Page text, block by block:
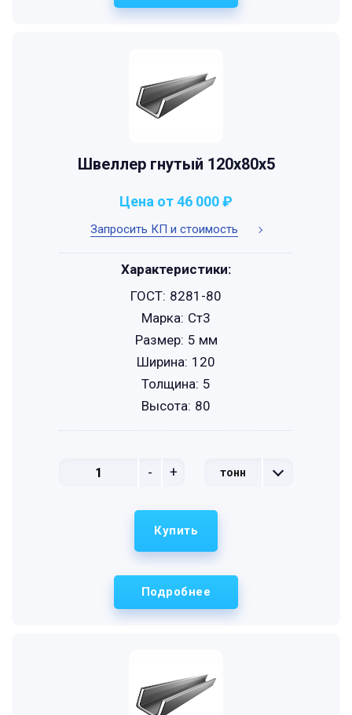
Швеллер гнутый 120x80x5
Запросить КП и стоимость
Цена от 46 000 ₽
- + тонн
Характеристики:
ГОСТ: 8281-80
Марка: Ст3
Размер: 5 мм
Ширина: 120
Толщина: 5
Высота: 80
Подробнее
Купить